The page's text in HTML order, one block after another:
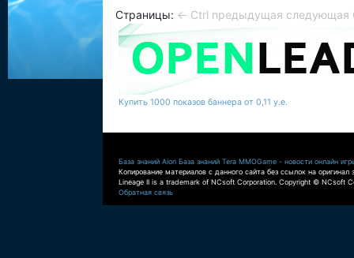
Страницы: ← Ctrl предыдущая следующая
Купить 1000 показов баннера от 0,11 у.е.
База знаний Aion База знаний Tera MMOGame - новости онлайн
Копирование материалов с данного сайта без ссылок на оригинал
Lineage II is a trademark of NCsoft Corporation. Copyright © NCsoft
Обратная связь